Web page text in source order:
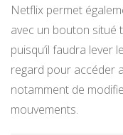
Netflix permet
avec un bouton situé
puisqu’il faudra lever
regard pour accéder
notamment de
mouvements.